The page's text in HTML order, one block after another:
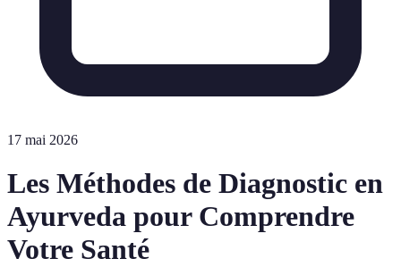
17 mai 2026
Les Méthodes de Diagnostic en
Ayurveda pour Comprendre
Votre Santé